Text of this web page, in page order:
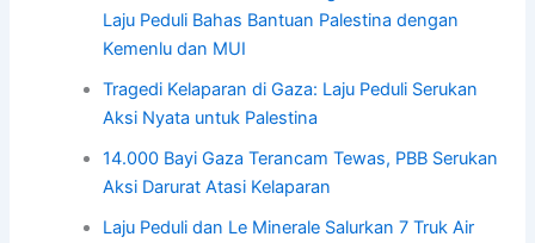
Laju Peduli Bahas Bantuan Palestina dengan
Kemenlu dan MUI
Tragedi Kelaparan di Gaza: Laju Peduli Serukan
Aksi Nyata untuk Palestina
14.000 Bayi Gaza Terancam Tewas, PBB Serukan
Aksi Darurat Atasi Kelaparan
Laju Peduli dan Le Minerale Salurkan 7 Truk Air